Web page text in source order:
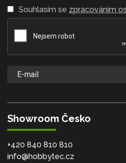
Souhlasím se zpracováním
Showroom Česko
+420 840 810 810
info@hobbytec.cz